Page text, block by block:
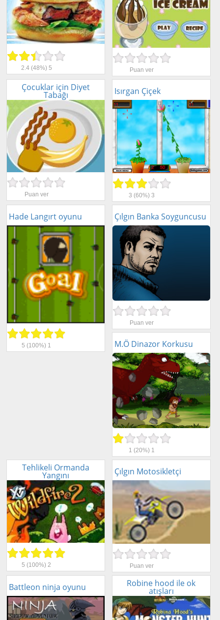
2.4(48%) 5 Puan ver
Çocuklar için Diyet
Tabağı
Puan ver
Isırgan Çiçek
3 (60%)3
Hade Langırt oyunu
5 (100%) 1
Çılgın Banka Soyguncusu
Puan ver
M.Ö Dinazor Korkusu
1 (20%) 1
Tehlikeli Ormanda
Yangını
5 (100%)2
Çılgın Motosikletçi
Puan ver
Battleon ninja oyunu Robine hood ile ok
atışları